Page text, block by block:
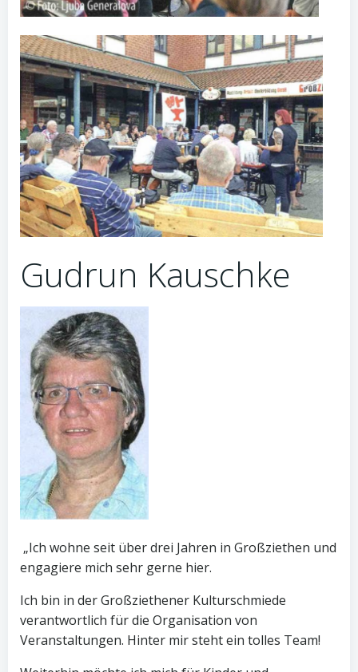
Gudrun Kauschke
„Ich wohne seit über drei Jahren in Großziethen und
engagiere mich sehr gerne hier.
Ich bin in der Großziethener Kulturschmiede
verantwortlich für die Organisation von
Veranstaltungen. Hinter mir steht ein tolles Team!